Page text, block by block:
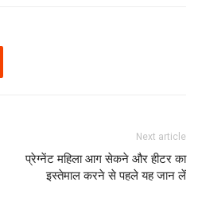
Next article
प्रेग्नेंट महिला आग सेकने और हीटर का
इस्तेमाल करने से पहले यह जान लें